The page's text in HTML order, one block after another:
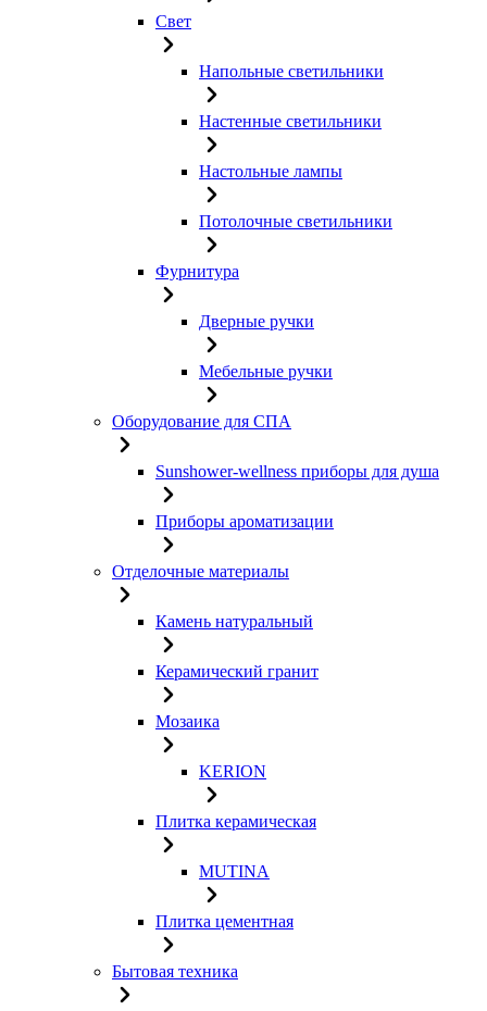
Свет
Напольные светильники
Настенные светильники
Настольные лампы
Потолочные светильники
Фурнитура
Дверные ручки
Мебельные ручки
Оборудование для СПА
Sunshower-wellness приборы для душа
Приборы ароматизации
Отделочные материалы
Камень натуральный
Керамический гранит
Мозаика
KERION
Плитка керамическая
MUTINA
Плитка цементная
Бытовая техника